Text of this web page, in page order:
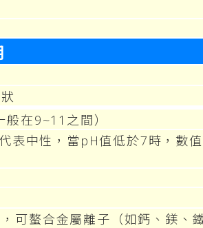
在9~11之間）
表中性，當pH值低於7時，數
可螯合金屬離子（如鈣、鎂、